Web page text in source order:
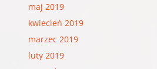
maj 2019
kwiecień 2019
marzec 2019
luty 2019